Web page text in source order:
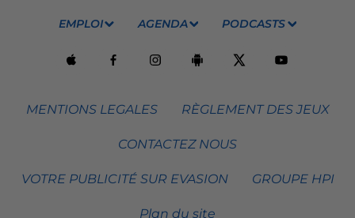
EMPLOI AGENDA PODCASTS
MENTIONS LEGALES RÈGLEMENT DES JEUX
CONTACTEZ NOUS
VOTRE PUBLICITÉ SUR EVASION GROUPE HPI
Plan du site